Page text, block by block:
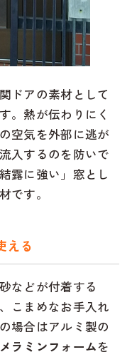
ドアの素材として
。熱が伝わりにく
空気を外部に逃が
入するのを防いで
露に強い」窓とし
です。
える
などが付着する
こまめなお手入れ
場合はアルミ製の
ラミンフォームを